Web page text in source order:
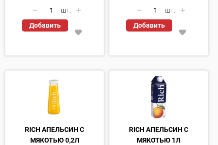
шт.
Добавить
шт.
Добавить
RICH АПЕЛЬСИН С
МЯКОТЬЮ 0,2Л
RICH АПЕЛЬСИН С
МЯКОТЬЮ 1Л